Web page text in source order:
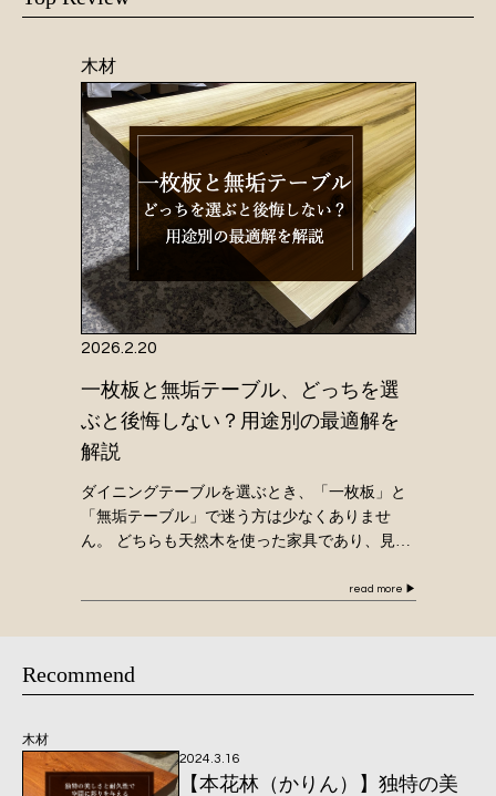
木材
2026.2.20
一枚板と無垢テーブル、どっちを選
ぶと後悔しない？用途別の最適解を
解説
ダイニングテーブルを選ぶとき、「一枚板」と
「無垢テーブル」で迷う方は少なくありませ
ん。 どちらも天然木を使った家具であり、見た
感、そして時間が経ったときの満足感には違い
read more ▶
Recommend
木材
2024.3.16
【本花林（かりん）】独特の美